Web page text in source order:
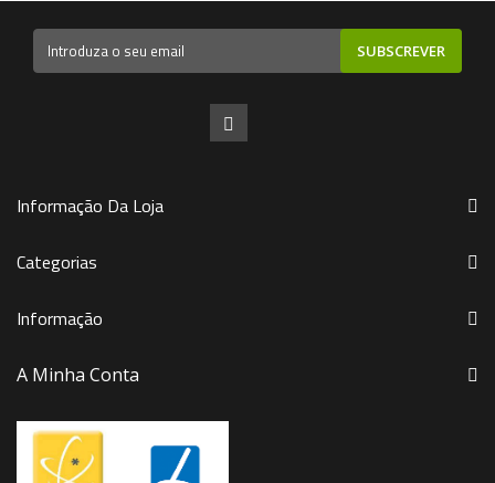
SUBSCREVER
Informação Da Loja
Categorias
Informação
A Minha Conta